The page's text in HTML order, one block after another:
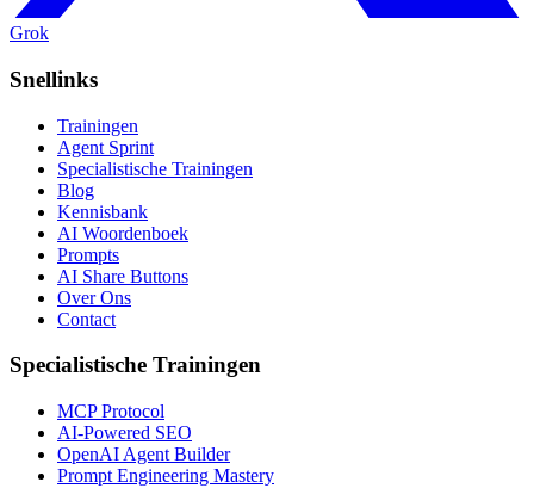
Grok
Snellinks
Trainingen
Agent Sprint
Specialistische Trainingen
Blog
Kennisbank
AI Woordenboek
Prompts
AI Share Buttons
Over Ons
Contact
Specialistische Trainingen
MCP Protocol
AI-Powered SEO
OpenAI Agent Builder
Prompt Engineering Mastery